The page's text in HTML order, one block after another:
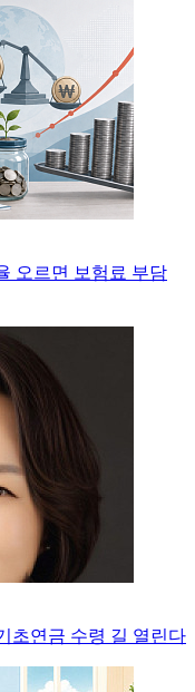
오르면 보험료 부담
초연금 수령 길 열린다